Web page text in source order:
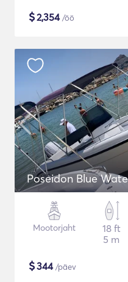
$2,354/öö
Poseidon Blue
Mootorjaht
18 ft
5 m
$344/päev